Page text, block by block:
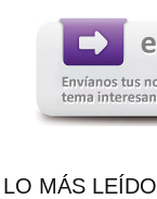
LO MÁS LEÍDO